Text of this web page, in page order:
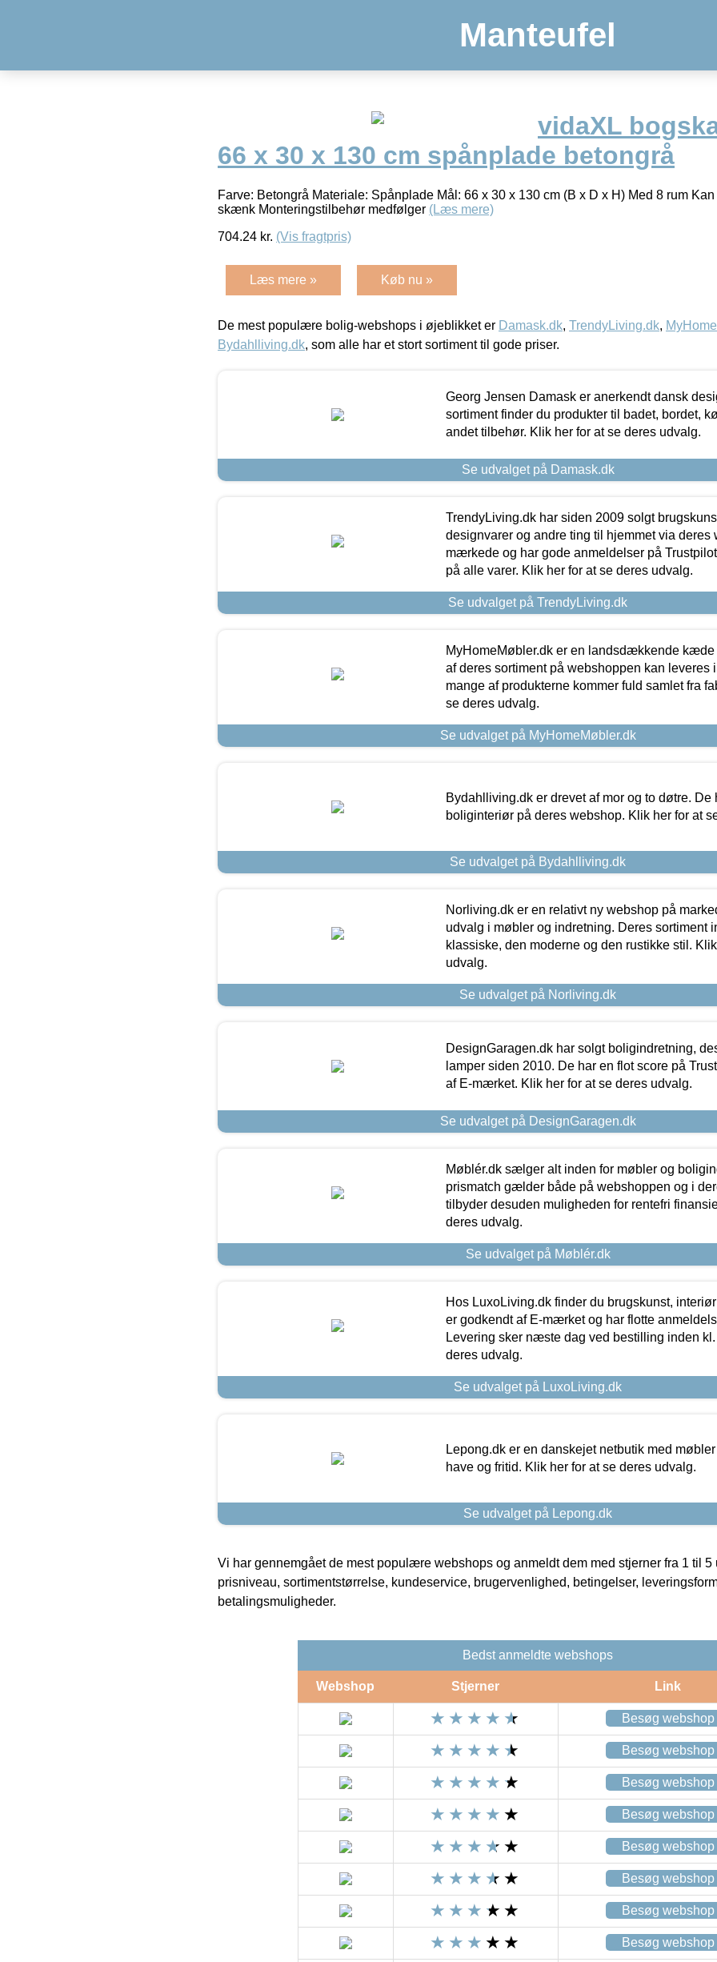
Manteufel
vidaXL
66 x 30 x 130 cm spånplade betongrå
Farve: Betongrå Materiale: Spånplade Mål: 66 x 30 x 130 cm (B x D x H) Med 8 rum
skænk Monteringstilbehør medfølger (Læs mere)
704.24 kr. (Vis fragtpris)
Læs mere » Køb nu »
De mest populære bolig-webshops i øjeblikket er Damask.dk, TrendyLiving.dk,
Bydahlliving.dk, som alle har et stort sortiment til gode priser.
Georg Jensen Damask er anerkendt dansk
sortiment finder du produkter til badet, bordet,
andet tilbehør. Klik her for at se deres udvalg.
Se udvalget på Damask.dk
TrendyLiving.dk har siden 2009 solgt
designvarer og andre ting til hjemmet via deres
mærkede og har gode anmeldelser på
på alle varer. Klik her for at se deres udvalg.
Se udvalget på TrendyLiving.dk
MyHomeMøbler.dk er en landsdækkende kæde
af deres sortiment på webshoppen kan leveres
mange af produkterne kommer fuld samlet fra
se deres udvalg.
Se udvalget på MyHomeMøbler.dk
Bydahlliving.dk er drevet af mor og to døtre. De
boliginteriør på deres webshop. Klik her for at
Se udvalget på Bydahlliving.dk
Norliving.dk er en relativt ny webshop på
udvalg i møbler og indretning. Deres sortiment
klassiske, den moderne og den rustikke stil.
udvalg.
Se udvalget på Norliving.dk
DesignGaragen.dk har solgt boligindretning,
lamper siden 2010. De har en flot score på
af E-mærket. Klik her for at se deres udvalg.
Se udvalget på DesignGaragen.dk
Møblér.dk sælger alt inden for møbler og
prismatch gælder både på webshoppen og i
tilbyder desuden muligheden for rentefri
deres udvalg.
Se udvalget på Møblér.dk
Hos LuxoLiving.dk finder du brugskunst,
er godkendt af E-mærket og har flotte
Levering sker næste dag ved bestilling inden
deres udvalg.
Se udvalget på LuxoLiving.dk
Lepong.dk er en danskejet netbutik med
have og fritid. Klik her for at se deres udvalg.
Se udvalget på Lepong.dk
Vi har gennemgået de mest populære webshops og anmeldt dem med stjerner fra 1 til 5
prisniveau, sortimentstørrelse, kundeservice, brugervenlighed, betingelser,
betalingsmuligheder.
Bedst anmeldte webshops
Webshop Stjerner Link
Besøg webshop
Besøg webshop
Besøg webshop
Besøg webshop
Besøg webshop
Besøg webshop
Besøg webshop
Besøg webshop